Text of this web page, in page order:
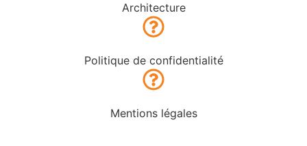
Architecture
Politique de confidentialité
Mentions légales